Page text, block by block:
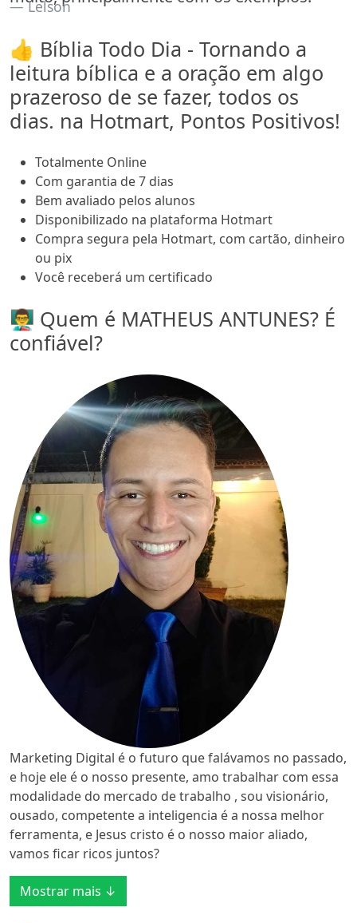
Lelson
👍 Bíblia Todo Dia - Tornando a
leitura bíblica e a oração em algo
prazeroso de se fazer, todos os
dias. na Hotmart, Pontos Positivos!
Totalmente Online
Com garantia de 7 dias
Bem avaliado pelos alunos
Disponibilizado na plataforma Hotmart
Compra segura pela Hotmart, com cartão, dinheiro
ou pix
Você receberá um certificado
👨‍🏫 Quem é MATHEUS ANTUNES? É
confiável?
Marketing Digital é o futuro que falávamos no passado,
e hoje ele é o nosso presente, amo trabalhar com essa
modalidade do mercado de trabalho , sou visionário,
ousado, competente a inteligencia é a nossa melhor
ferramenta, e Jesus cristo é o nosso maior aliado,
vamos ficar ricos juntos?
Mostrar mais ↓